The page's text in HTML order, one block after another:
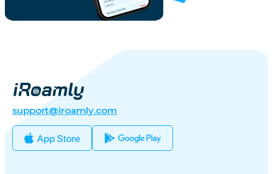
support@iroamly.com